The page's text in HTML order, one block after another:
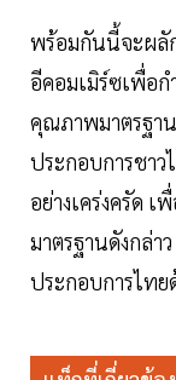
พร้อมกันนี้จะผลั
อีคอมเมิร์ซเพื่อ
คุณภาพมาตรฐา
ประกอบการชาว
อย่างเคร่งครัด
มาตรฐานดังกล่า
ประกอบการไทย